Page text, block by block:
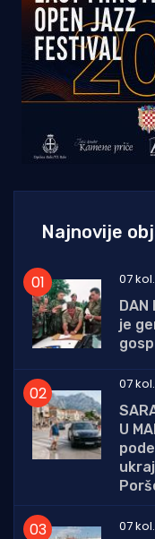
Najnovije
07
je
07
U
07